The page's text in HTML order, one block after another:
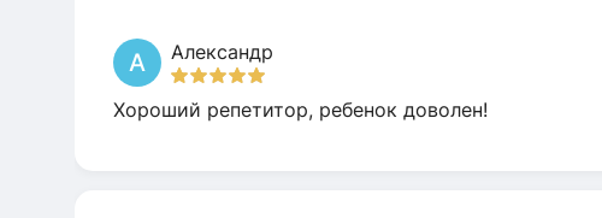
А Александр
Хороший репетитор, ребенок доволен!